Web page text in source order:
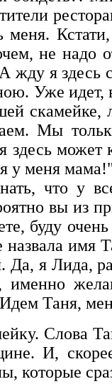
меня.
не надо
жду я здесь
Уже идет,
Мы
здесь
у меня
что у
вы из
буду
имя
Да, я Лида,
именно
Таня,
Слова
И,
которые